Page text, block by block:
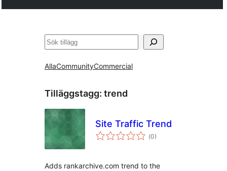
Sök
AllaCommunityCommercial
Tilläggstagg: trend
Site Traffic Trend
(Totalt
antal
0)
Adds rankarchive.com trend to the